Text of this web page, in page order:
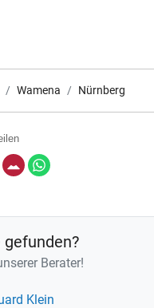
Wamena Nürnberg
LinkedInE-Mail
Berater!
Klein